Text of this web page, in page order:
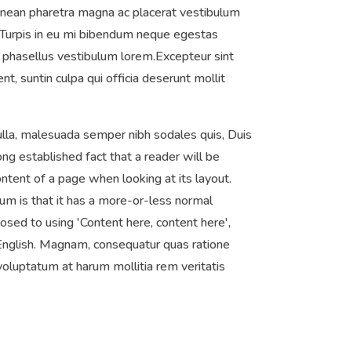
pharetra magna ac placerat vestibulum
in eu mi bibendum neque egestas
vestibulum lorem.Excepteur sint
suntin culpa qui officia deserunt mollit
malesuada semper nibh sodales quis, Duis
established fact that a reader will be
of a page when looking at its layout.
is that it has a more-or-less normal
to using 'Content here, content here',
Magnam, consequatur quas ratione
at harum mollitia rem veritatis